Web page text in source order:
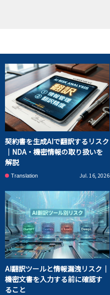
契約書を生成AIで翻訳するリスク
｜NDA・機密情報の取り扱いを
解説
Translation Jul. 16, 2026
AI翻訳ツールと情報漏洩リスク｜
機密文書を入力する前に確認す
ること